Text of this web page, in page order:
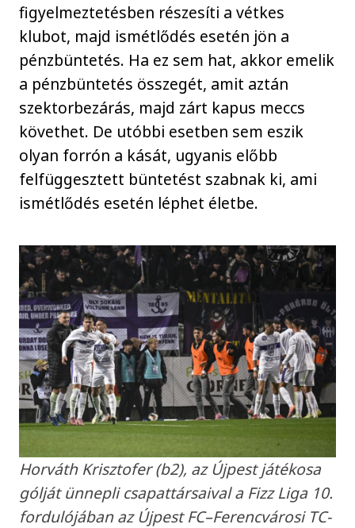
figyelmeztetésben részesíti a vétkes
klubot, majd ismétlődés esetén jön a
pénzbüntetés. Ha ez sem hat, akkor emelik
a pénzbüntetés összegét, amit aztán
szektorbezárás, majd zárt kapus meccs
követhet. De utóbbi esetben sem eszik
olyan forrón a kását, ugyanis előbb
felfüggesztett büntetést szabnak ki, ami
ismétlődés esetén léphet életbe.
Horváth Krisztofer (b2), az Újpest játékosa
gólját ünnepli csapattársaival a Fizz Liga 10.
fordulójában az Újpest FC–Ferencvárosi TC-